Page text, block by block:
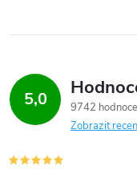
5,0
9742
Zobrazit